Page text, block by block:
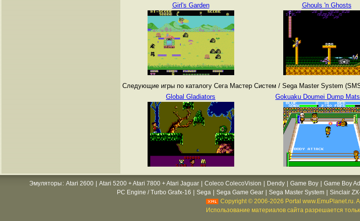
Girl's Garden
Ghouls 'n Ghosts
Следующие игры по каталогу Сега Мастер Систем / Sega Master System
Global Gladiators
Gokuaku Doumei Dump
Эмуляторы : Atari 2600 Atari 5200 + Atari 7800 + Atari Jaguar Coleco ColecoVision Dendy Game Boy Game Boy
PC Engine / Turbo Grafx-16
Sega Sega Game Gear Sega Master System Sinclair
Copyright © 2006-2026 Portal www.EmuPlanet.ru.
Использование материалов сайта разрешается